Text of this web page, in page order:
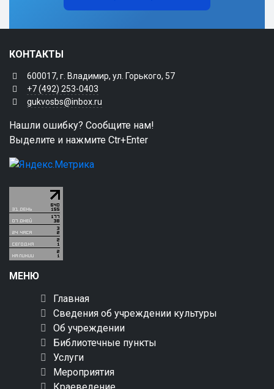
КОНТАКТЫ
600017, г. Владимир, ул. Горького, 57
+7 (492) 253-0403
gukvosbs@inbox.ru
Нашли ошибку? Сообщите нам!
Выделите и нажмите Ctr+Enter
МЕНЮ
Главная
Сведения об учреждении культуры
Об учреждении
Библиотечные пункты
Услуги
Мероприятия